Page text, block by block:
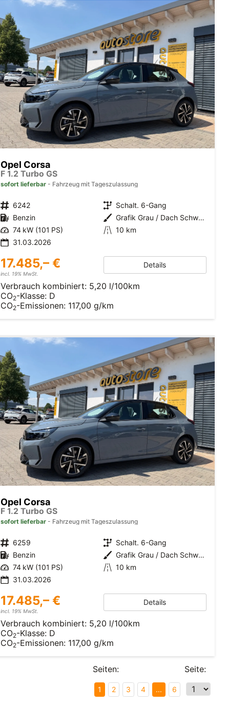
Opel Corsa
F 1.2 Turbo GS
sofort lieferbar Fahrzeug mit Tageszulassung
6242
Schalt. 6-Gang
Benzin
Grafik Grau / Dach Schwarz
74 kW (101 PS)
10 km
31.03.2026
17.485,– €
incl. 19% MwSt.
Details
Verbrauch kombiniert: 5,20 l/100km
CO2-Klasse: D
CO2-Emissionen: 117,00 g/km
Opel Corsa
F 1.2 Turbo GS
sofort lieferbar Fahrzeug mit Tageszulassung
6259
Schalt. 6-Gang
Benzin
Grafik Grau / Dach Schwarz
74 kW (101 PS)
10 km
31.03.2026
17.485,– €
incl. 19% MwSt.
Details
Verbrauch kombiniert: 5,20 l/100km
CO2-Klasse: D
CO2-Emissionen: 117,00 g/km
Seite:
Seiten:
1 2 3 4 ... 6